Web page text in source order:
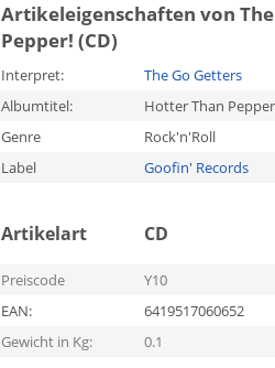
Artikeleigenschaften von
Pepper! (CD)
Interpret:
The Go Getters
Albumtitel:
Hotter Than
Genre
Rock'n'Roll
Label
Goofin' Records
Artikelart CD
Preiscode
Y10
EAN:
6419517060652
Gewicht in Kg:
0.1